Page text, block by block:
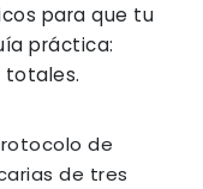
para que tu
práctica:
totales.